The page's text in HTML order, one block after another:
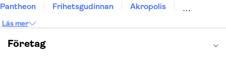
Pantheon
Frihetsgudinnan
Akropolis
Burj Khalifa
Keukenhof
Alcatraz
Saltgruvan i Wieliczka
Läs mer
Företag